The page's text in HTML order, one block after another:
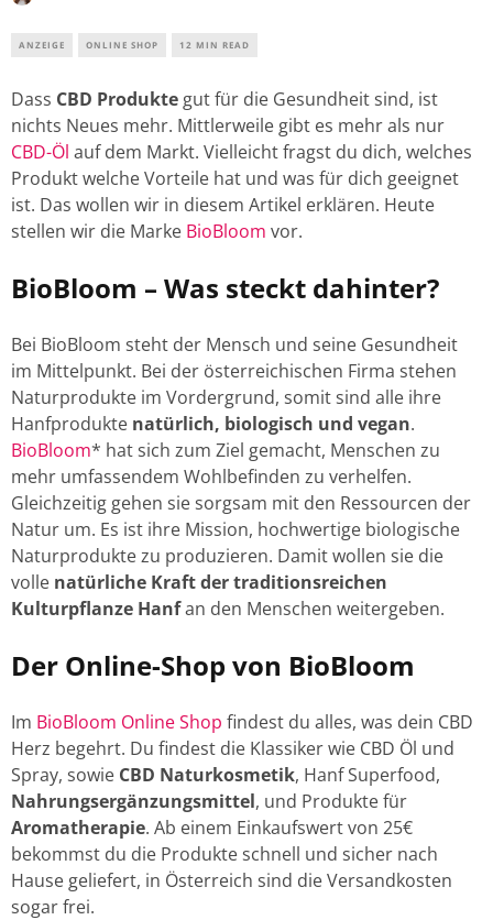
ANZEIGE ONLINE SHOP 12 MIN READ
Dass CBD Produkte gut für die Gesundheit sind, ist
nichts Neues mehr. Mittlerweile gibt es mehr als nur
CBD-Öl auf dem Markt. Vielleicht fragst du dich, welches
Produkt welche Vorteile hat und was für dich geeignet
ist. Das wollen wir in diesem Artikel erklären. Heute
stellen wir die Marke BioBloom vor.
BioBloom – Was steckt dahinter?
Bei BioBloom steht der Mensch und seine Gesundheit
im Mittelpunkt. Bei der österreichischen Firma stehen
Naturprodukte im Vordergrund, somit sind alle ihre
Hanfprodukte natürlich, biologisch und vegan.
BioBloom* hat sich zum Ziel gemacht, Menschen zu
mehr umfassendem Wohlbefinden zu verhelfen.
Gleichzeitig gehen sie sorgsam mit den Ressourcen der
Natur um. Es ist ihre Mission, hochwertige biologische
Naturprodukte zu produzieren. Damit wollen sie die
volle natürliche Kraft der traditionsreichen
Kulturpflanze Hanfan den Menschen weitergeben.
Der Online-Shop von BioBloom
Im BioBloom Online Shop findest du alles, was dein CBD
Herz begehrt. Du findest die Klassiker wie CBD Öl und
Spray, sowie CBD Naturkosmetik, Hanf Superfood,
Nahrungsergänzungsmittel, und Produkte für
Aromatherapie. Ab einem Einkaufswert von 25€
bekommst du die Produkte schnell und sicher nach
Hause geliefert, in Österreich sind die Versandkosten
sogar frei.